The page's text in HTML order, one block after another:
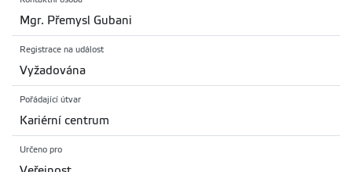
Mgr. Přemysl Gubani
Registrace na událost
Vyžadována
Pořádající útvar
Kariérní centrum
Určeno pro